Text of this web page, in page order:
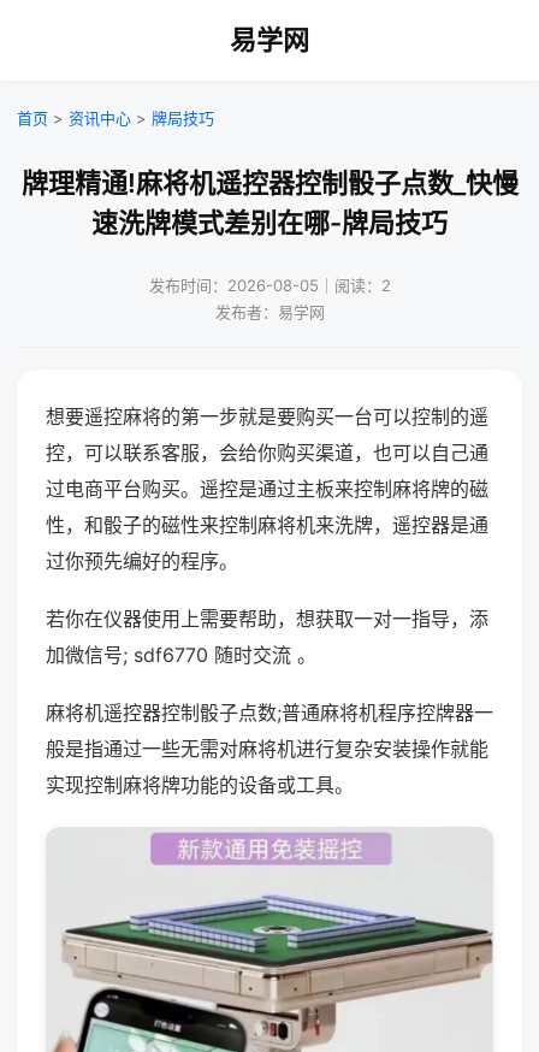
易学网
首页 > 资讯中心 > 牌局技巧
牌理精通!麻将机遥控器控制骰子点数_快慢
速洗牌模式差别在哪-牌局技巧
发布时间：2026-08-05｜阅读：2
发布者：易学网
想要遥控麻将的第一步就是要购买一台可以控制的遥
控，可以联系客服，会给你购买渠道，也可以自己通
过电商平台购买。遥控是通过主板来控制麻将牌的磁
性，和骰子的磁性来控制麻将机来洗牌，遥控器是通
过你预先编好的程序。
若你在仪器使用上需要帮助，想获取一对一指导，添
加微信号; sdf6770 随时交流 。
麻将机遥控器控制骰子点数;普通麻将机程序控牌器一
般是指通过一些无需对麻将机进行复杂安装操作就能
实现控制麻将牌功能的设备或工具。